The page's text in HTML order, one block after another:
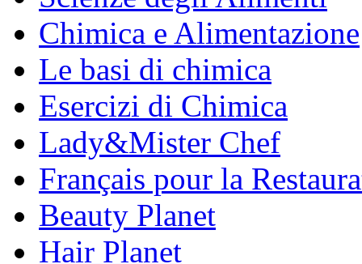
Chimica e Alimentazione
Le basi di chimica
Esercizi di Chimica
Lady&Mister Chef
Français pour la
Beauty Planet
Hair Planet